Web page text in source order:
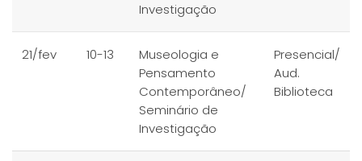
Investigação
21/fev 10-13
Museologia e
Pensamento
Contemporâneo/
Seminário de
Investigação
Presencial/
Aud.
Biblioteca